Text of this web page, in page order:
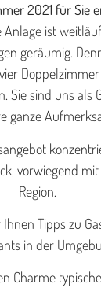
2021 für Sie
ist
geräumig.
Sie sind uns als
ganze
vorwiegend
Region.
Tipps zu
in der
Charme